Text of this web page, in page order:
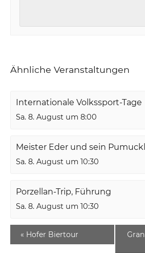
Ähnliche Veranstaltungen
Internationale Volkssport-Tage
Sa. 8. August um 8:00
Meister Eder und sein
Sa. 8. August um 10:30
Porzellan-Trip, Führung
Sa. 8. August um 10:30
« Hofer Biertour